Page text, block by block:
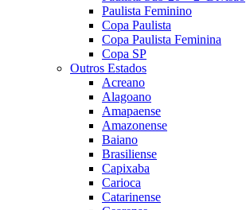
Paulista Feminino
Copa Paulista
Copa Paulista Feminina
Copa SP
Outros Estados
Acreano
Alagoano
Amapaense
Amazonense
Baiano
Brasiliense
Capixaba
Carioca
Catarinense